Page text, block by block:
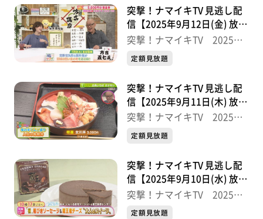
突撃！ナマイキTV 見逃し配
信【2025年9月12日(金) 放送
分】
突撃！ナマイキTV 2025後
半
定額見放題
突撃！ナマイキTV 見逃し配
信【2025年9月11日(木) 放送
分】
突撃！ナマイキTV 2025後
半
定額見放題
突撃！ナマイキTV 見逃し配
信【2025年9月10日(水) 放送
分】
突撃！ナマイキTV 2025後
半
定額見放題